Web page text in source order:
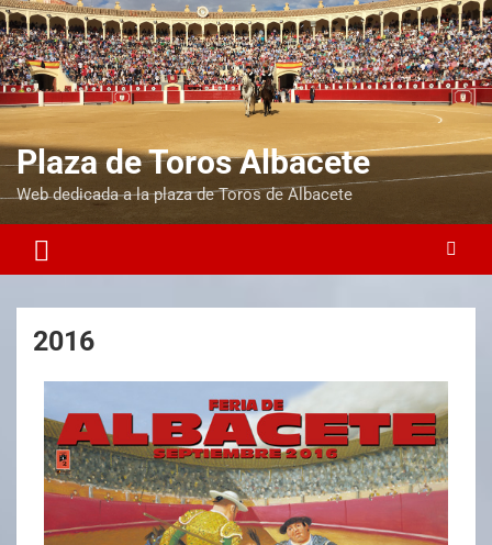
Plaza de Toros Albacete
Web dedicada a la plaza de Toros de Albacete
2016